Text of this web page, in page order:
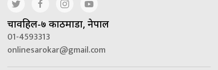
चावहिल-७ काठमाडौं, नेपाल
01-4593313
onlinesarokar@gmail.com